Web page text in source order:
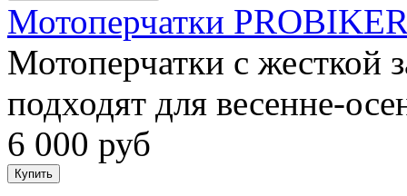
Мотоперчатки
Мотоперчатки с жесткой
подходят для весенне-
6 000 руб